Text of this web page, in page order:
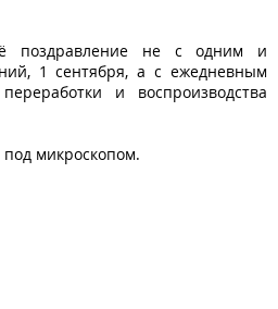
поздравление не с одним и
1 сентября, а с ежедневным
и воспроизводства
под микроскопом.